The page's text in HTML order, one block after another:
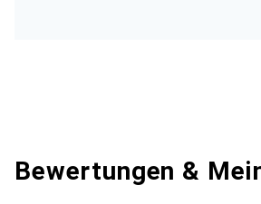
Bewertungen &